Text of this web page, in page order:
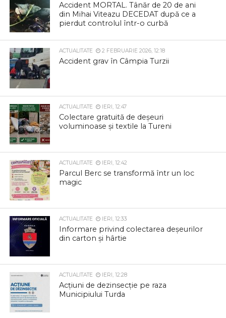
Accident MORTAL. Tânăr de 20 de ani
din Mihai Viteazu DECEDAT după ce a
pierdut controlul într-o curbă
ACTUALITATE 2 FEBRUARIE 2026, 12:18
Accident grav în Câmpia Turzii
ACTUALITATE IERI, 12:47
Colectare gratuită de deșeuri
voluminoase și textile la Tureni
ACTUALITATE IERI, 12:42
Parcul Berc se transformă într un loc
magic
ACTUALITATE IERI, 12:33
Informare privind colectarea deșeurilor
din carton și hârtie
ACTUALITATE IERI, 12:28
Acțiuni de dezinsecție pe raza
Municipiului Turda